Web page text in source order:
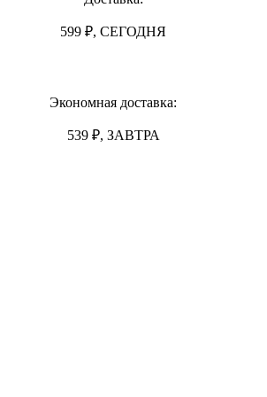
599 ₽, СЕГОДНЯ
Экономная доставка:
539 ₽, ЗАВТРА